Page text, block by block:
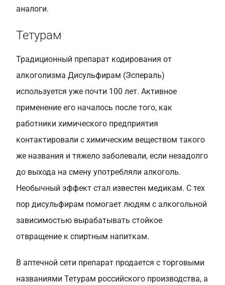
аналоги.
Тетурам
Традиционный препарат кодирования от
алкоголизма Дисульфирам (Эспераль)
используется уже почти 100 лет. Активное
применение его началось после того, как
работники химического предприятия
контактировали с химическим веществом такого
же названия и тяжело заболевали, если незадолго
до выхода на смену употребляли алкоголь.
Необычный эффект стал известен медикам. С тех
пор дисульфирам помогает людям с алкогольной
зависимостью вырабатывать стойкое
отвращение к спиртным напиткам.
В аптечной сети препарат продается с торговыми
названиями Тетурам российского производства, а